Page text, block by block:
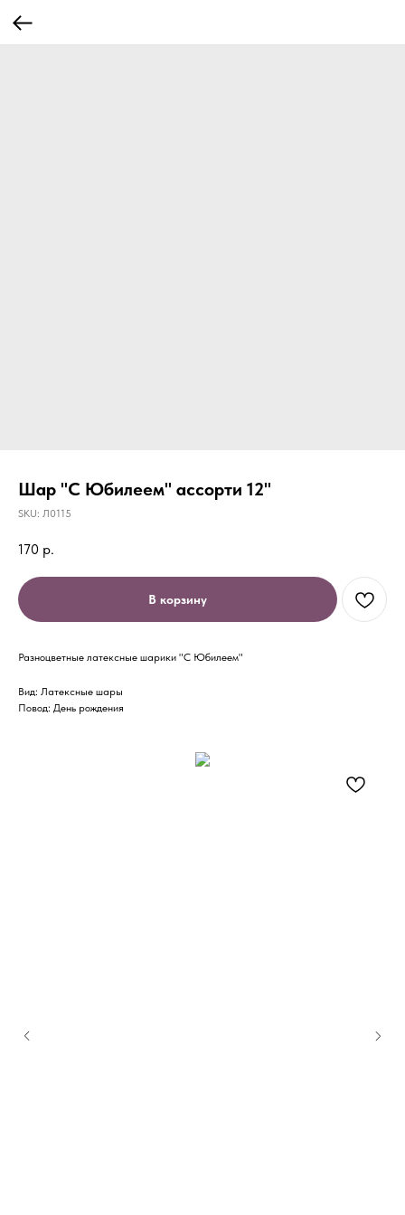
Шар "С Юбилеем" ассорти 12"
SKU: Л0115
170 р.
В корзину
Разноцветные латексные шарики "С Юбилеем"
Вид: Латексные шары
Повод: День рождения